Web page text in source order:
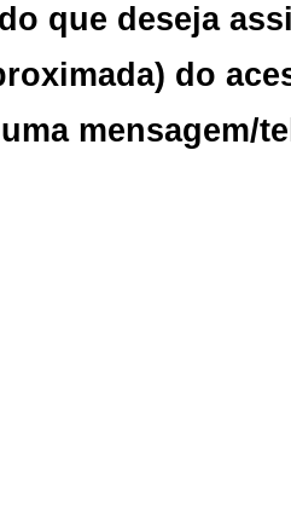
que deseja
do
mensagem/